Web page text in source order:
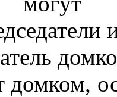
домком,